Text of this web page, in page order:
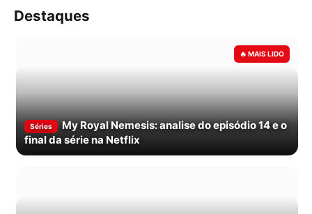
Destaques
Séries
My Royal Nemesis: analise do episódio 14 e o
final da série na Netflix